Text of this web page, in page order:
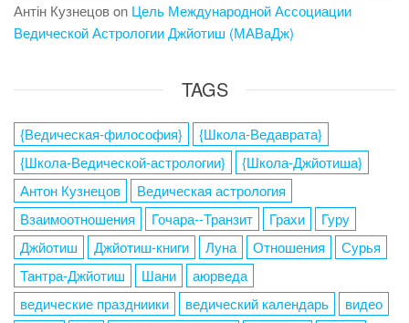
Антін Кузнецовon Цель Международной Ассоциации
Ведической Астрологии Джйотиш (МАВаДж)
TAGS
{Ведическая-философия}
{Школа-Ведаврата}
{Школа-Ведической-астрологии}
{Школа-Джйотиша}
Антон Кузнецов
Ведическая астрология
Взаимоотношения
Гочара--Транзит Грахи
Гуру
Джйотиш
Джйотиш-книги Луна Отношения
Сурья
Тантра-Джйотиш
Шани
аюрведа
ведические праздниики
ведический календарь
видео